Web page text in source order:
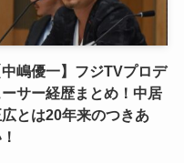
中嶋優一】フジTVプロデ
ーサー経歴まとめ！中居
とは20年来のつきあ